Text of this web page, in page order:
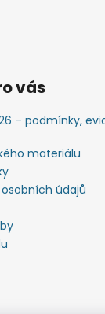
vás
– podmínky,
materiálu
údajů